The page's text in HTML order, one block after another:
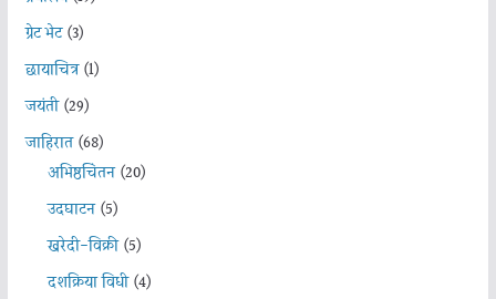
ग्रेट भेट(3)
छायाचित्र(1)
जयंती(29)
जाहिरात(68)
अभिष्ठचिंतन(20)
उदघाटन(5)
खरेदी-विक्री(5)
दशक्रिया विधी(4)